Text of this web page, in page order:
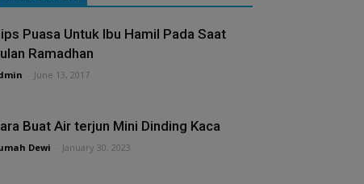
Puasa Untuk Ibu Hamil Pada Saat
Ramadhan
June 13, 2017
Buat Air terjun Mini Dinding Kaca
Dewi January 30, 2023